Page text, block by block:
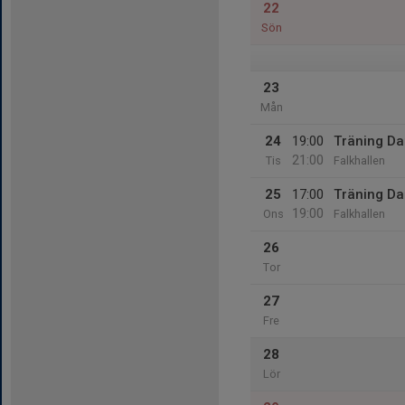
22
Sön
23
Mån
24
Tis
19:00
21:00
Träning
Falkhallen
25
Ons
17:00
19:00
Träning
Falkhallen
26
Tor
27
Fre
28
Lör